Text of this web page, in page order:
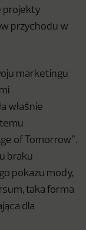
projekty
przychodu w
marketingu
właśnie
of Tomorrow”.
braku
pokazu mody,
taka forma
dla